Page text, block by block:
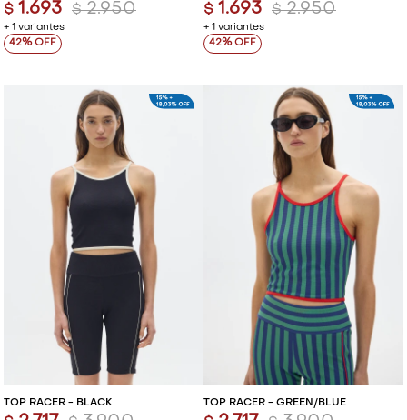
+ 1 variantes
$ 1.693 $ 2.950
42
+ 1 variantes
$ 1.693 $ 2.950
42
TOP RACER - BLACK TOP RACER - GREEN/BLUE